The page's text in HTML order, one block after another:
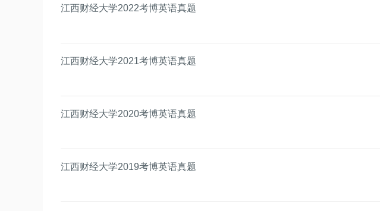
江西财经大学2022考博英语真题
江西财经大学2021考博英语真题
江西财经大学2020考博英语真题
江西财经大学2019考博英语真题